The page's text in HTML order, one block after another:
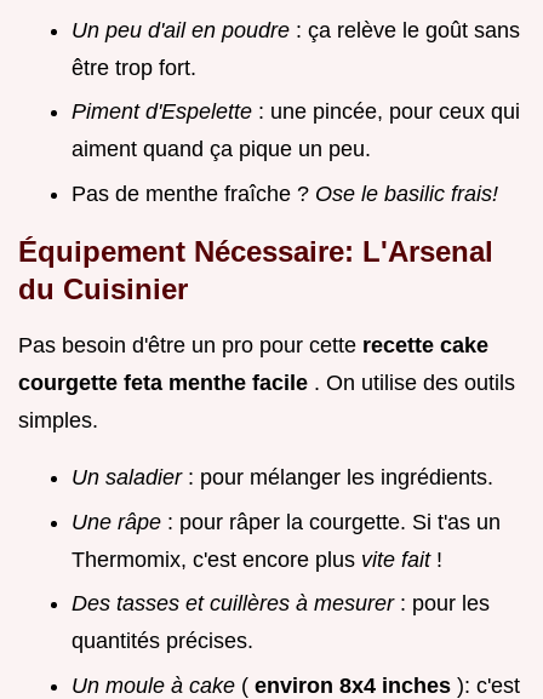
Un peu d'ail en poudre : ça relève le goût sans
être trop fort.
Piment d'Espelette : une pincée, pour ceux qui
aiment quand ça pique un peu.
Pas de menthe fraîche ? Ose le basilic frais!
Équipement Nécessaire: L'Arsenal
du Cuisinier
Pas besoin d'être un pro pour cette recette cake
courgette feta menthe facile . On utilise des outils
simples.
Un saladier : pour mélanger les ingrédients.
Une râpe : pour râper la courgette. Si t'as un
Thermomix, c'est encore plus vite fait !
Des tasses et cuillères à mesurer : pour les
quantités précises.
Un moule à cake ( environ 8x4 inches ): c'est